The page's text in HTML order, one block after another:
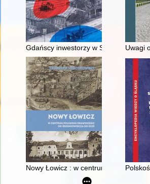
Gdańscy inwestorzy w Sopocie :Uwagi
Nowy Łowicz : w centrum poligonu